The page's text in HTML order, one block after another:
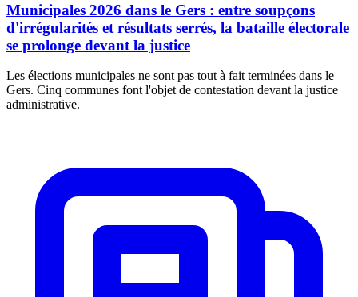
Municipales 2026 dans le Gers : entre soupçons
d'irrégularités et résultats serrés, la bataille électorale
se prolonge devant la justice
Les élections municipales ne sont pas tout à fait terminées dans le
Gers. Cinq communes font l'objet de contestation devant la justice
administrative.